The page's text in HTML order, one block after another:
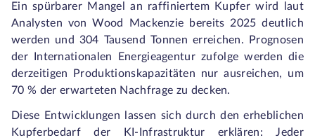
Ein spürbarer Mangel an raffiniertem Kupfer wird laut
Analysten von Wood Mackenzie bereits 2025 deutlich
werden und 304 Tausend Tonnen erreichen. Prognosen
der Internationalen Energieagentur zufolge werden die
derzeitigen Produktionskapazitäten nur ausreichen, um
70 % der erwarteten Nachfrage zu decken.
Diese Entwicklungen lassen sich durch den erheblichen
Kupferbedarf der KI-Infrastruktur erklären: Jeder